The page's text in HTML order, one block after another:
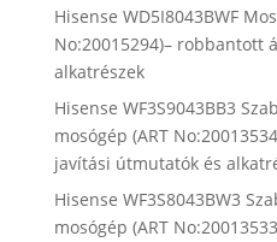
Hisense WD5I8043BWF
No:20015294)– robbantott
alkatrészek
Hisense WF3S9043BB3
mosógép (ART
javítási útmutatók és
Hisense WF3S8043BW3
mosógép (ART